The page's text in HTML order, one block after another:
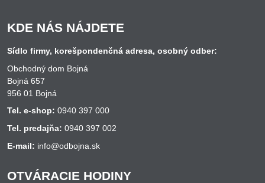
KDE NÁS NÁJDETE
Sídlo firmy, korešpondenčná adresa, osobný odber:
Obchodný dom Bojná
Bojná 657
956 01 Bojná
Tel. e-shop: 0940 397 000
Tel. predajňa: 0940 397 002
E-mail: info@odbojna.sk
OTVÁRACIE HODINY